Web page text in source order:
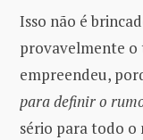
Isso não é
provavelmente o
empreendeu,
para definir o
sério para todo o